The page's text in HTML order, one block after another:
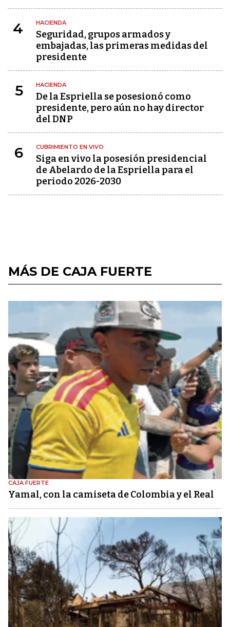
4 HACIENDA
Seguridad, grupos armados y
embajadas, las primeras medidas del
presidente
5 HACIENDA
De la Espriella se posesionó como
presidente, pero aún no hay director
del DNP
6 CUBRIMIENTO EN VIVO
Siga en vivo la posesión presidencial
de Abelardo de la Espriella para el
periodo 2026-2030
MÁS DE CAJA FUERTE
CAJA FUERTE
Yamal, con la camiseta de Colombia y el Real